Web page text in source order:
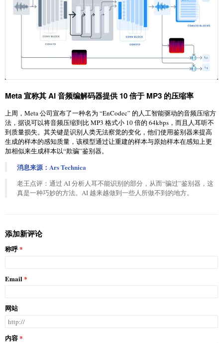
Meta 宣称其 AI 音频编解码器提供 10 倍于 MP3 的压缩率
上周，Meta 公司宣布了一种名为 “EnCodec” 的人工智能驱动的音频压缩方
法，据说可以将音频压缩到比 MP3 格式小 10 倍的 64kbps，而且人耳听不
到质量损失。其关键是识别人类无法察觉的变化，他们使用鉴别器来提高
生成的样本的感知质量，该模型通过让重建的样本与原始样本在感知上更
加相似来生成样本以“欺骗”鉴别器。
消息来源：Ars Technica
老王点评：通过 AI 分析人耳不能识别的部分，从而“骗过”鉴别器，这
真是一种巧妙的方法。AI 越来越做到一些人所做不到的地方。
添加新评论
称呼
Email
网站
内容